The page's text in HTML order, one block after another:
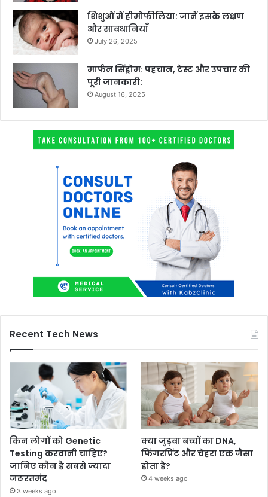
शिशुओं में हीमोफीलिया: जानें इसके लक्षण
और सावधानियाँ
July 26, 2025
मार्फन सिंड्रोम: पहचान, टेस्ट और उपचार की
पूरी जानकारी:
August 16, 2025
Recent Tech News
किन लोगों को Genetic
Testing करवानी चाहिए?
जानिए कौन है सबसे ज्यादा
जरूरतमंद
3 weeks ago
क्या जुड़वा बच्चों का DNA,
फिंगरप्रिंट और चेहरा एक जैसा
होता है?
4 weeks ago